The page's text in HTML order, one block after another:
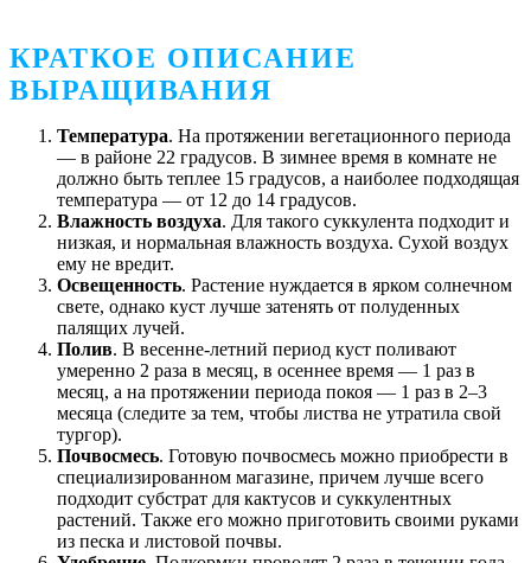
КРАТКОЕ ОПИСАНИЕ
ВЫРАЩИВАНИЯ
Температура. На протяжении вегетационного периода
— в районе 22 градусов. В зимнее время в комнате не
должно быть теплее 15 градусов, а наиболее подходящая
температура — от 12 до 14 градусов.
Влажность воздуха. Для такого суккулента подходит и
низкая, и нормальная влажность воздуха. Сухой воздух
ему не вредит.
Освещенность. Растение нуждается в ярком солнечном
свете, однако куст лучше затенять от полуденных
палящих лучей.
Полив. В весенне-летний период куст поливают
умеренно 2 раза в месяц, в осеннее время — 1 раз в
месяц, а на протяжении периода покоя — 1 раз в 2–3
месяца (следите за тем, чтобы листва не утратила свой
тургор).
Почвосмесь. Готовую почвосмесь можно приобрести в
специализированном магазине, причем лучше всего
подходит субстрат для кактусов и суккулентных
растений. Также его можно приготовить своими руками
из песка и листовой почвы.